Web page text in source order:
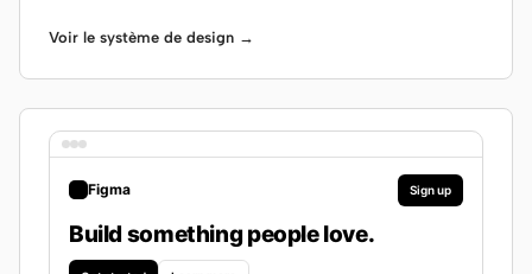
Voir le système de design →
Figma Sign up
Build something people love.